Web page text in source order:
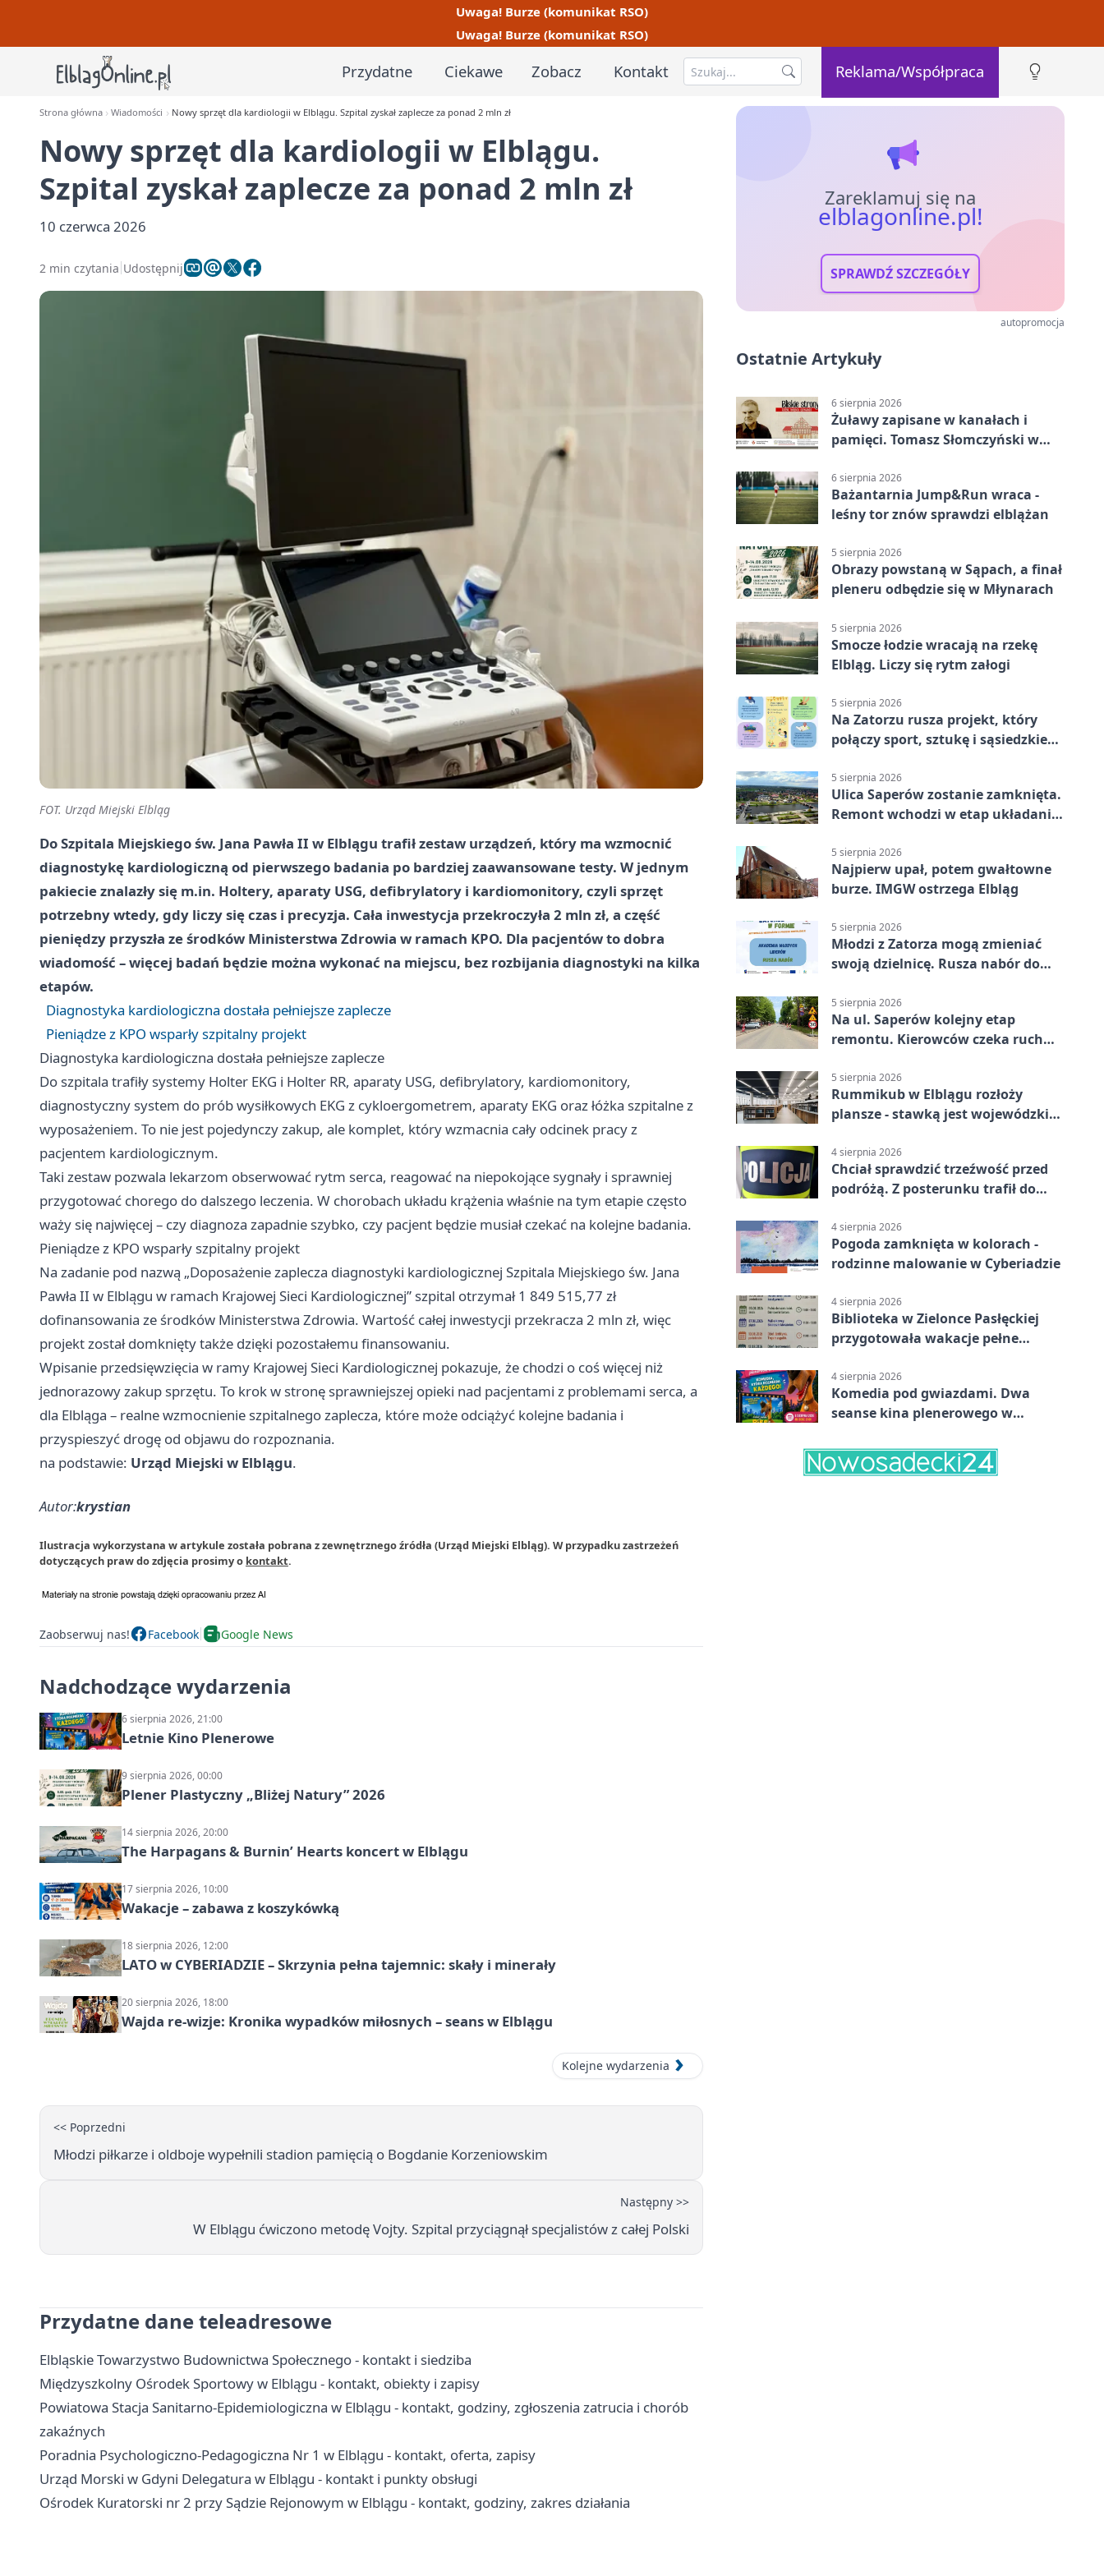
Uwaga! Burze (komunikat RSO)
Uwaga! Burze (komunikat RSO)
Przydatne Ciekawe Zobacz Kontakt Reklama/Współpraca
Strona główna Wiadomości Nowy sprzęt dla kardiologii w Elblągu. Szpital zyskał zaplecze za ponad 2 mln zł
Nowy sprzęt dla kardiologii w Elblągu.
Szpital zyskał zaplecze za ponad 2 mln zł
10 czerwca 2026
2 min czytania Udostępnij
FOT. Urząd Miejski Elbląg
Do Szpitala Miejskiego św. Jana Pawła II w Elblągu trafił zestaw urządzeń, który ma wzmocnić
diagnostykę kardiologiczną od pierwszego badania po bardziej zaawansowane testy. W jednym
pakiecie znalazły się m.in. Holtery, aparaty USG, defibrylatory i kardiomonitory, czyli sprzęt
potrzebny wtedy, gdy liczy się czas i precyzja. Cała inwestycja przekroczyła 2 mln zł, a część
pieniędzy przyszła ze środków Ministerstwa Zdrowia w ramach KPO. Dla pacjentów to dobra
wiadomość – więcej badań będzie można wykonać na miejscu, bez rozbijania diagnostyki na kilka
etapów.
Diagnostyka kardiologiczna dostała pełniejsze zaplecze
Pieniądze z KPO wsparły szpitalny projekt
Diagnostyka kardiologiczna dostała pełniejsze zaplecze
Do szpitala trafiły systemy Holter EKG i Holter RR, aparaty USG, defibrylatory, kardiomonitory,
diagnostyczny system do prób wysiłkowych EKG z cykloergometrem, aparaty EKG oraz łóżka szpitalne z
wyposażeniem. To nie jest pojedynczy zakup, ale komplet, który wzmacnia cały odcinek pracy z
pacjentem kardiologicznym.
Taki zestaw pozwala lekarzom obserwować rytm serca, reagować na niepokojące sygnały i sprawniej
przygotować chorego do dalszego leczenia. W chorobach układu krążenia właśnie na tym etapie często
waży się najwięcej – czy diagnoza zapadnie szybko, czy pacjent będzie musiał czekać na kolejne badania.
Pieniądze z KPO wsparły szpitalny projekt
Na zadanie pod nazwą „Doposażenie zaplecza diagnostyki kardiologicznej Szpitala Miejskiego św. Jana
Pawła II w Elblągu w ramach Krajowej Sieci Kardiologicznej” szpital otrzymał 1 849 515,77 zł
dofinansowania ze środków Ministerstwa Zdrowia. Wartość całej inwestycji przekracza 2 mln zł, więc
projekt został domknięty także dzięki pozostałemu finansowaniu.
Wpisanie przedsięwzięcia w ramy Krajowej Sieci Kardiologicznej pokazuje, że chodzi o coś więcej niż
jednorazowy zakup sprzętu. To krok w stronę sprawniejszej opieki nad pacjentami z problemami serca, a
dla Elbląga – realne wzmocnienie szpitalnego zaplecza, które może odciążyć kolejne badania i
przyspieszyć drogę od objawu do rozpoznania.
na podstawie: Urząd Miejski w Elblągu.
Autor:krystian
Ilustracja wykorzystana w artykule została pobrana z zewnętrznego źródła (Urząd Miejski Elbląg). W przypadku zastrzeżeń
dotyczących praw do zdjęcia prosimy o kontakt.
Zaobserwuj nas! Facebook Google News
Nadchodzące wydarzenia
6 sierpnia 2026, 21:00
Letnie Kino Plenerowe
9 sierpnia 2026, 00:00
Plener Plastyczny „Bliżej Natury” 2026
14 sierpnia 2026, 20:00
The Harpagans & Burnin’ Hearts koncert w Elblągu
17 sierpnia 2026, 10:00
Wakacje – zabawa z koszykówką
18 sierpnia 2026, 12:00
LATO w CYBERIADZIE – Skrzynia pełna tajemnic: skały i minerały
20 sierpnia 2026, 18:00
Wajda re-wizje: Kronika wypadków miłosnych – seans w Elblągu
Kolejne wydarzenia
<< Poprzedni
Młodzi piłkarze i oldboje wypełnili stadion pamięcią o Bogdanie Korzeniowskim
Następny >>
W Elblągu ćwiczono metodę Vojty. Szpital przyciągnął specjalistów z całej Polski
Przydatne dane teleadresowe
Elbląskie Towarzystwo Budownictwa Społecznego - kontakt i siedziba
Międzyszkolny Ośrodek Sportowy w Elblągu - kontakt, obiekty i zapisy
Powiatowa Stacja Sanitarno-Epidemiologiczna w Elblągu - kontakt, godziny, zgłoszenia zatrucia i chorób
zakaźnych
Poradnia Psychologiczno-Pedagogiczna Nr 1 w Elblągu - kontakt, oferta, zapisy
Urząd Morski w Gdyni Delegatura w Elblągu - kontakt i punkty obsługi
Ośrodek Kuratorski nr 2 przy Sądzie Rejonowym w Elblągu - kontakt, godziny, zakres działania
Zareklamuj się na
elblagonline.pl!
SPRAWDŹ SZCZEGÓŁY
autopromocja
Ostatnie Artykuły
6 sierpnia 2026
Żuławy zapisane w kanałach i
pamięci. Tomasz Słomczyński w
6 sierpnia 2026
Bażantarnia Jump&Run wraca -
leśny tor znów sprawdzi elblążan
5 sierpnia 2026
Obrazy powstaną w Sąpach, a finał
pleneru odbędzie się w Młynarach
5 sierpnia 2026
Smocze łodzie wracają na rzekę
Elbląg. Liczy się rytm załogi
5 sierpnia 2026
Na Zatorzu rusza projekt, który
połączy sport, sztukę i sąsiedzkie
5 sierpnia 2026
Ulica Saperów zostanie zamknięta.
Remont wchodzi w etap układania
5 sierpnia 2026
Najpierw upał, potem gwałtowne
burze. IMGW ostrzega Elbląg
5 sierpnia 2026
Młodzi z Zatorza mogą zmieniać
swoją dzielnicę. Rusza nabór do
5 sierpnia 2026
Na ul. Saperów kolejny etap
remontu. Kierowców czeka ruch
5 sierpnia 2026
Rummikub w Elblągu rozłoży
plansze - stawką jest wojewódzki
4 sierpnia 2026
Chciał sprawdzić trzeźwość przed
podróżą. Z posterunku trafił do
4 sierpnia 2026
Pogoda zamknięta w kolorach -
rodzinne malowanie w Cyberiadzie
4 sierpnia 2026
Biblioteka w Zielonce Pasłęckiej
przygotowała wakacje pełne
4 sierpnia 2026
Komedia pod gwiazdami. Dwa
seanse kina plenerowego w